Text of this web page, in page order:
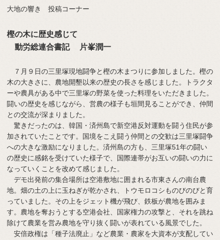
大地の響き 投稿コーナー
樫の木に歴史感じて
動労総連合書記 片峯潤一
７月９日の三里塚現地闘争と樫の木まつりに参加しました。樫の
木の大きさに、農地開墾以来の歴史の長さを感じました。トラクタ
ーや農具がある中で三里塚の野菜を使った料理をいただきました。
闘いの歴史を感じながら、営農の様子も垣間見ることができ、仲間
との交流が深まりました。
驚きだったのは、韓国・済州島で新空港反対運動を闘う住民が参
加されていたことです。国境をこえ闘う仲間との交歓は三里塚闘争
への大きな激励になりました。済州島の方も、三里塚51年の闘い
の歴史に感銘を受けていた様子で、国際連帯がお互いの闘いの力に
なっていくことを改めて感じました。
デモ出発前の集合場所は空港敷地に囲まれる市東さんの南台農
地。畑の土の上に玉ねぎが乾かされ、トウモロコシものびのびと育
っていました。その上をジェット機が飛び、鉄板が農地を囲みま
す。農地を奪おうとする空港会社、国家権力の攻撃と、それを跳ね
除けて農業を営み農地を守り抜く闘いが表れている風景でした。
安倍政権は「種子法廃止」など農業・農家を大資本が支配してい